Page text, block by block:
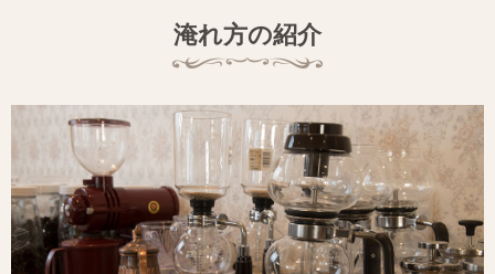
淹れ方の紹介